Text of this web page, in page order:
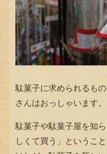
駄菓子に求められるも
さんはおっしゃいます。
駄菓子や駄菓子屋を知
しくて買う」というこ